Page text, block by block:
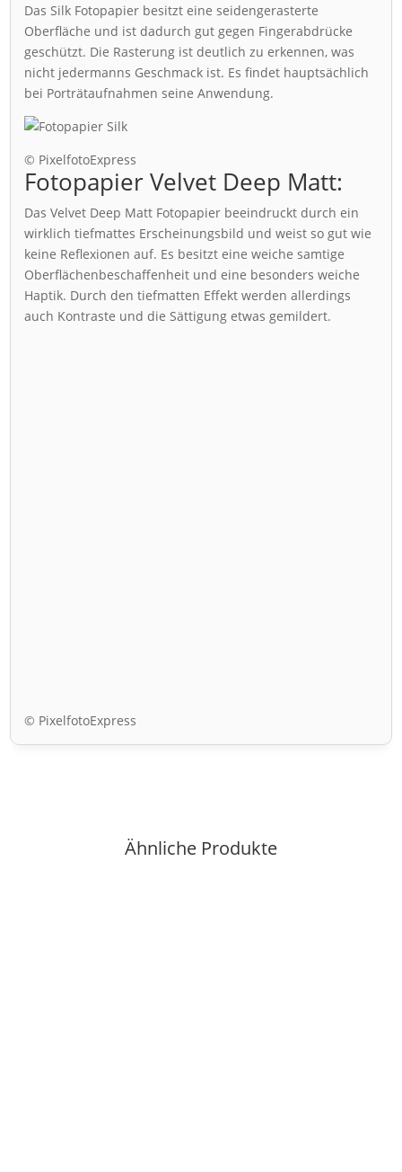
Das Silk Fotopapier besitzt eine seidengerasterte
Oberfläche und ist dadurch gut gegen Fingerabdrücke
geschützt. Die Rasterung ist deutlich zu erkennen, was
nicht jedermanns Geschmack ist. Es findet hauptsächlich
bei Porträtaufnahmen seine Anwendung.
© PixelfotoExpress
Fotopapier Velvet Deep Matt:
Das Velvet Deep Matt Fotopapier beeindruckt durch ein
wirklich tiefmattes Erscheinungsbild und weist so gut wie
keine Reflexionen auf. Es besitzt eine weiche samtige
Oberflächenbeschaffenheit und eine besonders weiche
Haptik. Durch den tiefmatten Effekt werden allerdings
auch Kontraste und die Sättigung etwas gemildert.
© PixelfotoExpress
Ähnliche Produkte